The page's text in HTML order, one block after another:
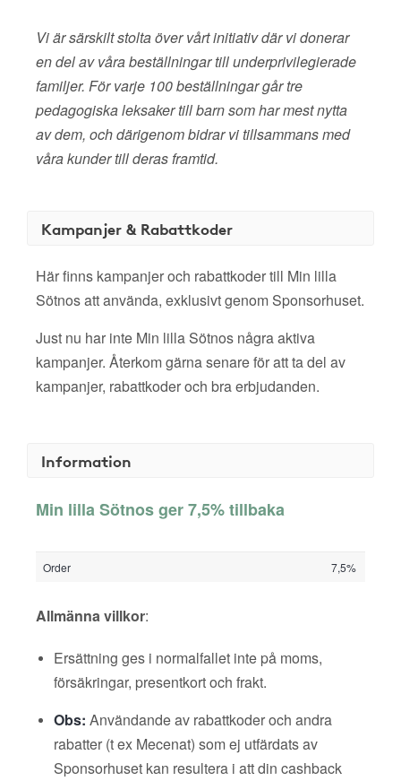
Vi är särskilt stolta över vårt initiativ där vi donerar
en del av våra beställningar till underprivilegierade
familjer. För varje 100 beställningar går tre
pedagogiska leksaker till barn som har mest nytta
av dem, och därigenom bidrar vi tillsammans med
våra kunder till deras framtid.
Kampanjer & Rabattkoder
Här finns kampanjer och rabattkoder till Min lilla
Sötnos att använda, exklusivt genom Sponsorhuset.
Just nu har inte Min lilla Sötnos några aktiva
kampanjer. Återkom gärna senare för att ta del av
kampanjer, rabattkoder och bra erbjudanden.
Information
Min lilla Sötnos ger 7,5% tillbaka
Order 7,5%
Allmänna villkor:
Ersättning ges i normalfallet inte på moms,
försäkringar, presentkort och frakt.
Obs: Användande av rabattkoder och andra
rabatter (t ex Mecenat) som ej utfärdats av
Sponsorhuset kan resultera i att din cashback